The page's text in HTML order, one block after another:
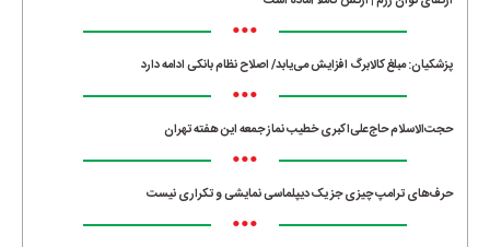
•••
پزشکیان: مبلغ کالابرگ افزایش می‌یابد/ اصلاح نظام بانکی ادامه دارد
•••
حجت‌الاسلام حاج‌علی‌اکبری خطیب نماز جمعه این هفته تهران
•••
حرف‌های ترامپ چیزی جز یک دیپلماسی نمایشی و تکراری نیست
•••